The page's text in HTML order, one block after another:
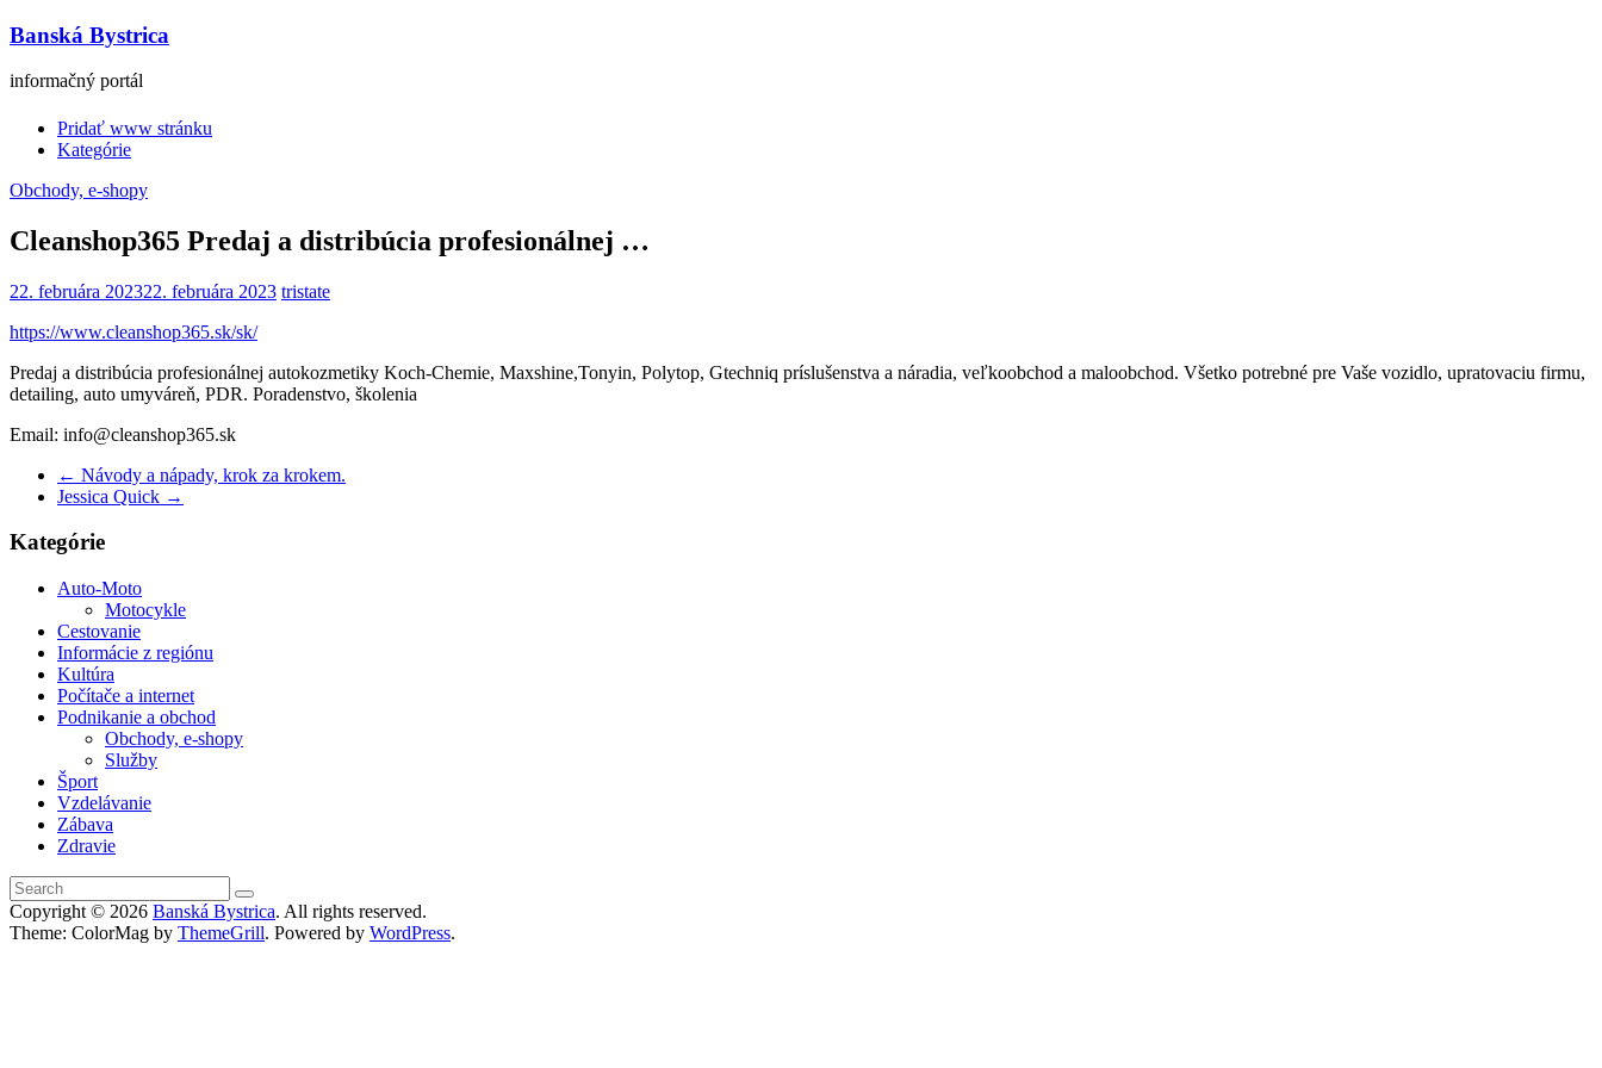
Banská Bystrica
informačný portál
Pridať www stránku
Kategórie
Obchody, e-shopy
Cleanshop365 Predaj a distribúcia profesionálnej …
22. februára 202322. februára 2023 tristate
https://www.cleanshop365.sk/sk/
Predaj a distribúcia profesionálnej autokozmetiky Koch-Chemie, Maxshine,Tonyin, Polytop, Gtechniq príslušenstva a náradia, veľkoobchod a maloobchod. Všetko potrebné pre Vaše vozidlo, upratovaciu firmu,
detailing, auto umyváreň, PDR. Poradenstvo, školenia
Email: info@cleanshop365.sk
← Návody a nápady, krok za krokem.
Jessica Quick →
Kategórie
Auto-Moto
Motocykle
Cestovanie
Informácie z regiónu
Kultúra
Počítače a internet
Podnikanie a obchod
Obchody, e-shopy
Služby
Šport
Vzdelávanie
Zábava
Zdravie
Copyright © 2026 Banská Bystrica. All rights reserved.
Theme: ColorMag by ThemeGrill. Powered by WordPress.